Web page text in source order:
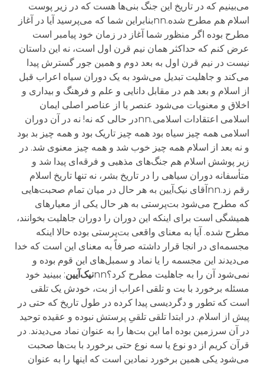
می‌بینیم که در تاریخ این جنگ بنی‌ها هست که در زیر پوست
اسلام هم مطرح شده.nnبنابراین شما که می‌پرسید آیا در آغاز
مطرح بوده اگر منظور شما آغاز در زمان خود پیامبر است
عرض کنم که حداکثر همان نیم قرن اول است، نه این داستان
نیست در نیم قرن اول به بعد دوم و همین جور گسترش پیدا
می‌کند و جاهلیت تبدیل می‌شود به یک دوران سیاه اعراب قبل
از اسلام و بعد هم در مقابل دانایی و علم و فرهنگ و بیداری و
اخلاق و معنویات می‌شود عنصر یا از عناصر اصلی ایمان
اسلامی اعتقادات اسلامی.nnدر حالی که نه! نه در آن دوران
اسلامی همه چیز سیاه بود همه چیز تاریک بود و همه چیز بد بود
و نه بعد از اسلام همه چیز خوب شد و همه چیز معنوی شد. در
زیر پوشش اسلام هم جنگ‌های مذهبی و فرقه‌ای پیدا شد و
متأسفانه دوران سیاهی را در تاریخ بشر، نه تنها تاریخ اسلام
رقم زد.nnآقای نیک‌آیین به هر حال در میان تمام صحبت‌هایی
که مطرح می‌شود بت‌پرستی به هر حال یکی از معیارهای
همیشگی است برای اینکه این دوران را دوران جاهلیت بخوانند،
مطرح شده. آیا به معنای واقعی بت‌پرستی بوده حالا اینکه
مجسمه‌ای در انجا قرار داشته صرفاً به معنای این است که خدا
می‌دیدند این مجسمه را یا نماد و سمبل‌های این قوم بوده و
نمی‌شود آن را به جاهلیت مطرح کرد؟nn
نیک‌آیین: ببینید خود
مسئله برخورد با بت و تلقی اعراب از بت، خودش یک تلقی
است که تطور و دگردیسی پیدا کرده در طول تاریخ که حتی در
پیش از اسلام. در ابتدا تلقی تلقیِ پرستش نبوده و عقیده توحید
در آن سرزمین بوده اما این بت‌ها را به عنوان نماد می‌دیدند. در
قرآن کریم از دو نوع یا سه نوع حتی برخورد با بت‌ها صحبت
می‌شود یکی همین برخورد نمادین است که اینها را به عنوان